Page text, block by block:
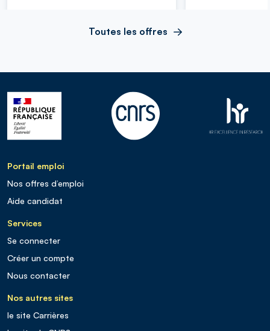
Toutes les offres
Portail emploi
Nos offres d’emploi
Aide candidat
Services
Se connecter
Créer un compte
Nous contacter
Nos autres sites
le site Carrières